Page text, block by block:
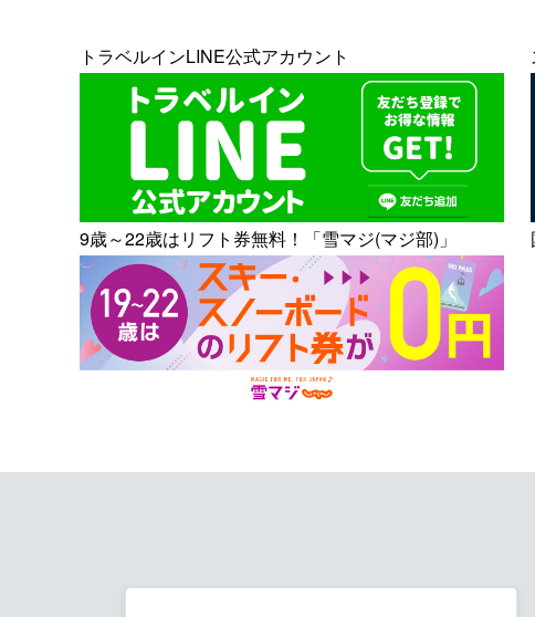
トラベルインLINE公式アカウント
9歳～22歳はリフト券無料！「雪マジ(マジ部)」